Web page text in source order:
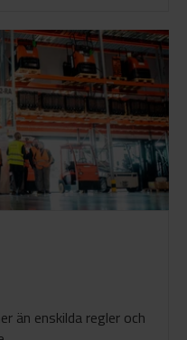
än enskilda regler och